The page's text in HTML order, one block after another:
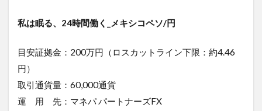
私は眠る、24時間働く_メキシコペソ/円
目安証拠金：200万円（ロスカットライン下限：約4.46
円）
取引通貨量：60,000通貨
運 用 先：マネパ パートナーズFX